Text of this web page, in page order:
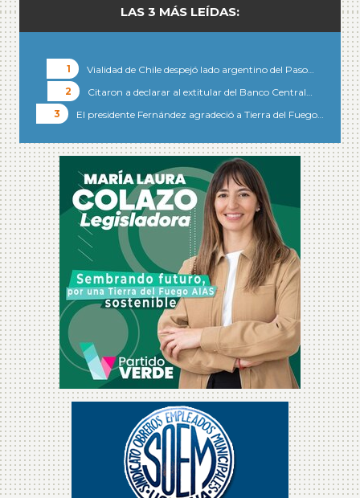
LAS 3 MÁS LEÍDAS:
Vialidad de Chile despejó lado argentino del Paso…
Citaron a declarar al extitular del Banco Central…
El presidente Fernández agradeció a Tierra del Fuego…